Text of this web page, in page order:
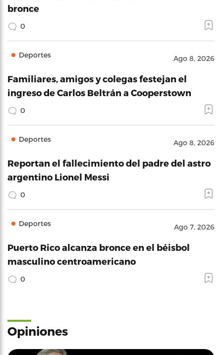
bronce
0
Deportes Ago 8, 2026
Familiares, amigos y colegas festejan el
ingreso de Carlos Beltrán a Cooperstown
0
Deportes Ago 8, 2026
Reportan el fallecimiento del padre del astro
argentino Lionel Messi
0
Deportes Ago 7, 2026
Puerto Rico alcanza bronce en el béisbol
masculino centroamericano
0
Opiniones